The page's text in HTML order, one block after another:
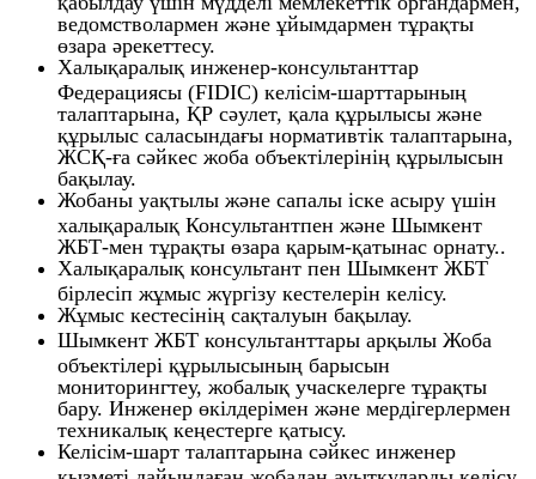
ведомстволармен және ұйымдармен тұрақты
өзара әрекеттесу.
Халықаралық инженер-консультанттар
Федерациясы (FIDIC) келісім-шарттарының
талаптарына, ҚР сәулет, қала құрылысы және
құрылыс саласындағы нормативтік талаптарына,
ЖСҚ-ға сәйкес жоба объектілерінің құрылысын
бақылау.
Жобаны уақтылы және сапалы іске асыру үшін
халықаралық Консультантпен және Шымкент
ЖБТ-мен тұрақты өзара қарым-қатынас орнату..
Халықаралық консультант пен Шымкент ЖБТ
бірлесіп жұмыс жүргізу кестелерін келісу.
Жұмыс кестесінің сақталуын бақылау.
Шымкент ЖБТ консультанттары арқылы Жоба
объектілері құрылысының барысын
мониторингтеу, жобалық учаскелерге тұрақты
бару. Инженер өкілдерімен және мердігерлермен
техникалық кеңестерге қатысу.
Келісім-шарт талаптарына сәйкес инженер